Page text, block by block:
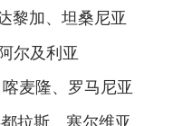
黎加、坦桑尼亚
尔及利亚
麦隆、罗马尼亚
拉斯、塞尔维亚。